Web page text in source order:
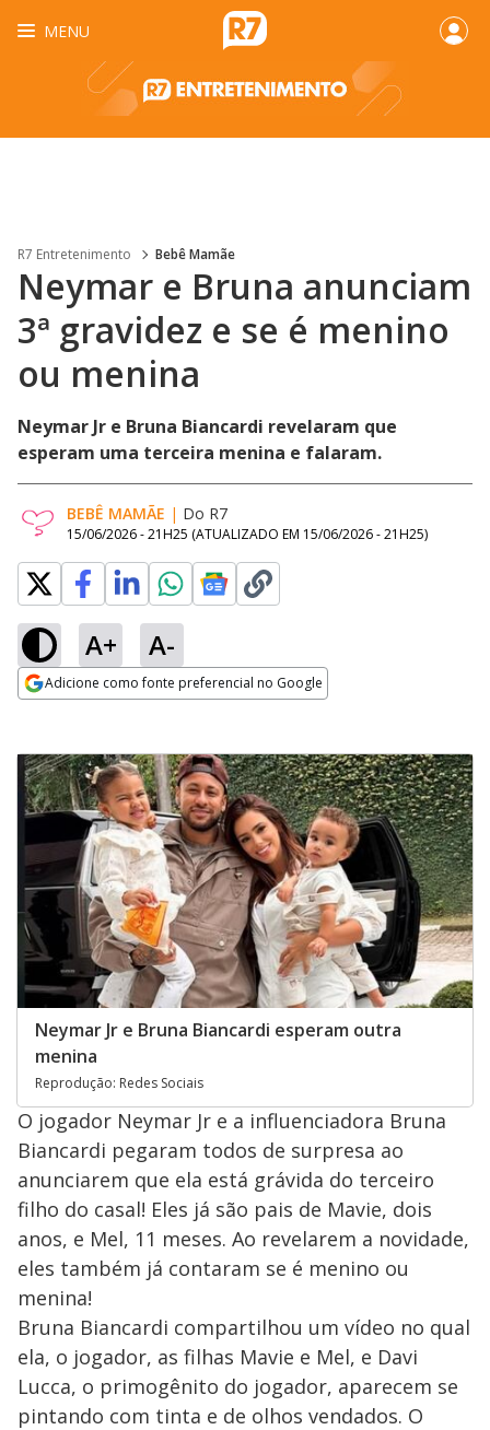
MENU
R7 Entretenimento Bebê Mamãe
Neymar e Bruna anunciam
3ª gravidez e se é menino
ou menina
Neymar Jr e Bruna Biancardi revelaram que
esperam uma terceira menina e falaram.
BEBÊ MAMÃE | Do R7
15/06/2026 - 21H25 (ATUALIZADO EM 15/06/2026 - 21H25)
A+ A-
Adicione como fonte preferencial no Google
Neymar Jr e Bruna Biancardi esperam outra
menina
Reprodução: Redes Sociais
O jogador Neymar Jr e a influenciadora Bruna
Biancardi pegaram todos de surpresa ao
anunciarem que ela está grávida do terceiro
filho do casal! Eles já são pais de Mavie, dois
anos, e Mel, 11 meses. Ao revelarem a novidade,
eles também já contaram se é menino ou
menina!
Bruna Biancardi compartilhou um vídeo no qual
ela, o jogador, as filhas Mavie e Mel, e Davi
Lucca, o primogênito do jogador, aparecem se
pintando com tinta e de olhos vendados. O